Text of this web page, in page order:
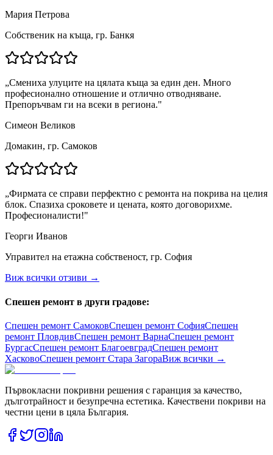
Мария Петрова
Собственик на къща, гр. Банкя
„Смениха улуците на цялата къща за един ден. Много
професионално отношение и отлично отводняване.
Препоръчвам ги на всеки в региона."
Симеон Великов
Домакин, гр. Самоков
„Фирмата се справи перфектно с ремонта на покрива на целия
блок. Спазиха сроковете и цената, която договорихме.
Професионалисти!"
Георги Иванов
Управител на етажна собственост, гр. София
Виж всички отзиви →
Спешен ремонт в други градове:
Спешен ремонт СамоковСпешен ремонт СофияСпешен
ремонт ПловдивСпешен ремонт ВарнаСпешен ремонт
БургасСпешен ремонт БлагоевградСпешен ремонт
ХасковоСпешен ремонт Стара ЗагораВиж всички →
Първокласни покривни решения с гаранция за качество,
дълготрайност и безупречна естетика. Качествени покриви на
честни цени в цяла България.